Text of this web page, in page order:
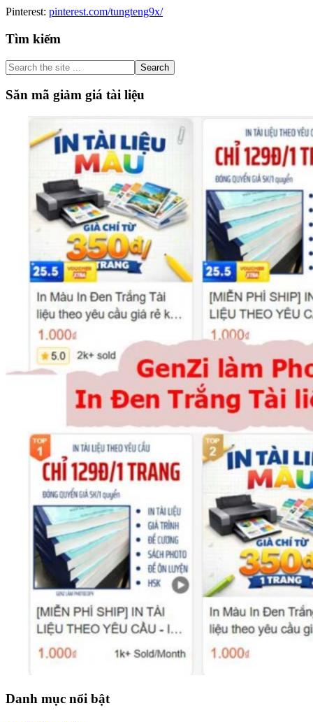
Pinterest: pinterest.com/tungteng9x/
Primary
Sidebar
Tìm kiếm
Search
the
site
...
Săn mã giảm giá tài liệu
Danh mục nổi bật